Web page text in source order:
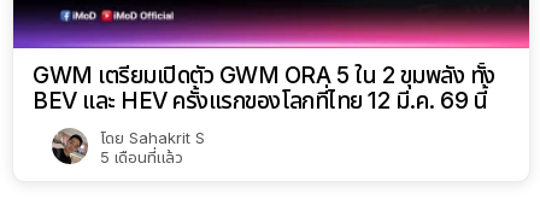
GWM เตรียมเปิดตัว GWM ORA 5 ใน 2 ขุมพลัง ทั้ง
BEV และ HEV ครั้งแรกของโลกที่ไทย 12 มี.ค. 69 นี้
โดย Sahakrit S
5 เดือนที่แล้ว